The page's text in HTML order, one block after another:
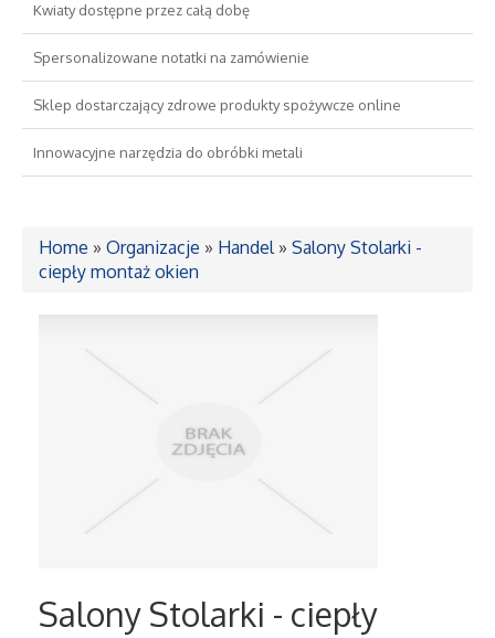
Nieruchomości, Działki
Domy, Mieszkania
Wykształcenie
Kursy Językowe
Tłumaczenia
Sprzedaż Interntowa
Dla Dzieci
Kwiaty dostępne przez całą dobę
Spersonalizowane notatki na zamówienie
Sklep dostarczający zdrowe produkty spożywcze online
Innowacyjne narzędzia do obróbki metali
Home » Organizacje » Handel» Salony Stolarki -
ciepły montaż okien
Salony Stolarki - ciepły